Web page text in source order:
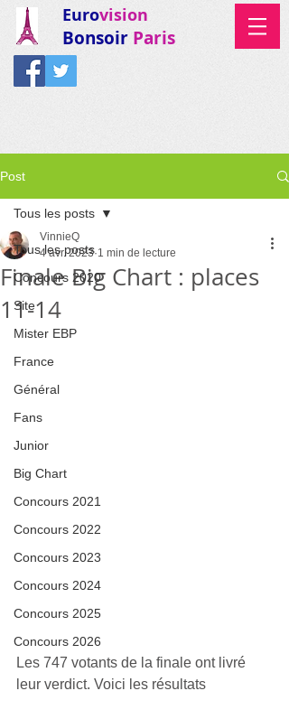
Eurovision
Bonsoir Paris
Post
Tous les posts
Concours 2020
Site
Mister EBP
France
Général
Fans
Junior
Big Chart
Concours 2021
Concours 2022
Concours 2023
Concours 2024
Concours 2025
Concours 2026
Tous les posts
Finale Big Chart : places
11-14
VinnieQ
4 avr. 2023 1 min de lecture
Les 747 votants de la finale ont livré
leur verdict. Voici les résultats